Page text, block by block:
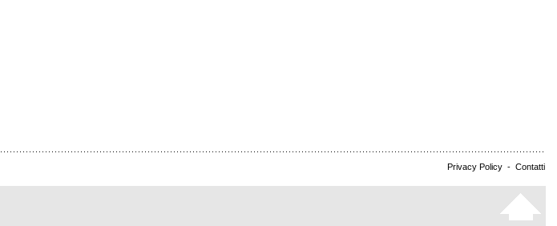
Privacy Policy - Contatti